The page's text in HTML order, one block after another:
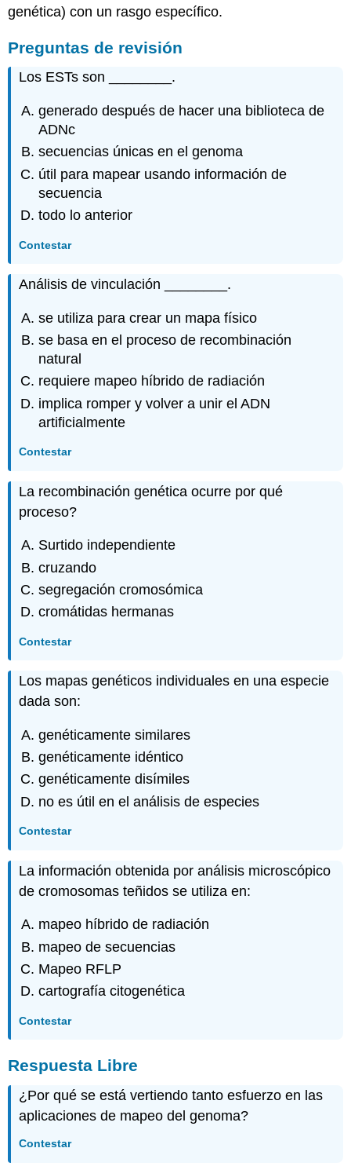
genética) con un rasgo específico.
Preguntas de revisión
Los ESTs son ________.
generado después de hacer una biblioteca de
ADNc
secuencias únicas en el genoma
útil para mapear usando información de
secuencia
todo lo anterior
Contestar
Análisis de vinculación ________.
se utiliza para crear un mapa físico
se basa en el proceso de recombinación
natural
requiere mapeo híbrido de radiación
implica romper y volver a unir el ADN
artificialmente
Contestar
La recombinación genética ocurre por qué
proceso?
Surtido independiente
cruzando
segregación cromosómica
cromátidas hermanas
Contestar
Los mapas genéticos individuales en una especie
dada son:
genéticamente similares
genéticamente idéntico
genéticamente disímiles
no es útil en el análisis de especies
Contestar
La información obtenida por análisis microscópico
de cromosomas teñidos se utiliza en:
mapeo híbrido de radiación
mapeo de secuencias
Mapeo RFLP
cartografía citogenética
Contestar
Respuesta Libre
¿Por qué se está vertiendo tanto esfuerzo en las
aplicaciones de mapeo del genoma?
Contestar